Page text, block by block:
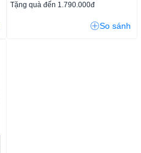
Tặng quà đến 1.790.000đ
So sánh